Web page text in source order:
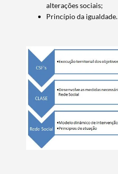
alterações sociais;
Princípio da igualdade.